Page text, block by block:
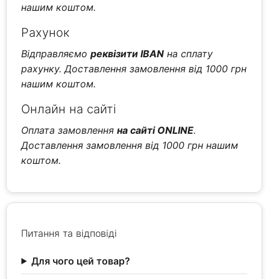
нашим коштом.
Рахунок
Відправляємореквізити IBAN на сплату
рахунку. Доставлення замовлення від 1000 грн
нашим коштом.
Онлайн на сайті
Оплата замовленняна сайті ONLINE.
Доставлення замовлення від 1000 грн нашим
коштом.
Питання та відповіді
Для чого цей товар?